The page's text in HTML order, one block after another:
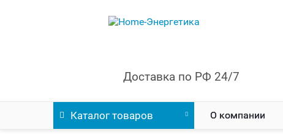
Доставка по РФ 24/7
Каталог товаров О компании